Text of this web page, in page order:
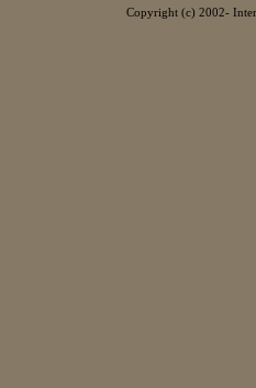
Copyright (c) 2002-